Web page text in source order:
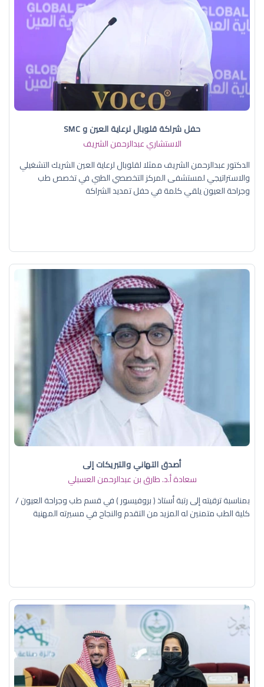
حفل شراكة قلوبال لرعاية العين و SMC
الاستشاري عبدالرحمن الشريف
الدكتور عبدالرحمن الشريف ممثلا لقلوبال لرعاية العين الشريك التشغيلي
والاستراتيجي لمستشفى المركز التخصصي الطبي في تخصص طب
وجراحة العيون يلقي كلمة في حفل تمديد الشراكة
أصدق التهاني والتبريكات إلى
سعادة أ.د. ​طارق بن عبدالرحمن العسبلي
بمناسبة ترقيته إلى رتبة أستاذ ( بروفيسور ) في قسم طب وجراحة العيون /
كلية الطب متمنين له المزيد من التقدم والنجاح في مسيرته المهنية